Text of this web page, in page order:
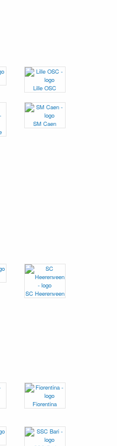
Lille OSC
SM Caen
SC Heerenveen
Fiorentina